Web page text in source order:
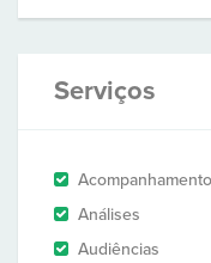
Serviços
Análises
Audiências